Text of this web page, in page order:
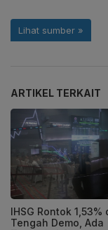
ARTIKEL TERKAIT
IHSG Rontok 1,53%
Tengah Demo, Ada